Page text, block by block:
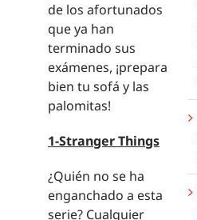
de los afortunados
que ya han
terminado sus
exámenes, ¡prepara
bien tu sofá y las
palomitas!
1-Stranger Things
¿Quién no se ha
enganchado a esta
serie? Cualquier